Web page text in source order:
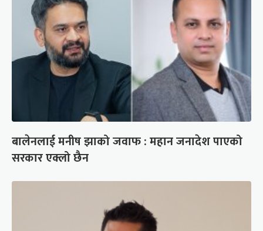
बालेनलाई मनीष झाको जवाफ : महान जनादेश पाएको
सरकार एक्लो छैन